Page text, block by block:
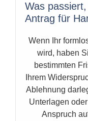
Was
Antrag für
Wenn Ihr
wird, haben
bestimmten
Ihrem
Ablehnung
Unterlagen
Anspruch